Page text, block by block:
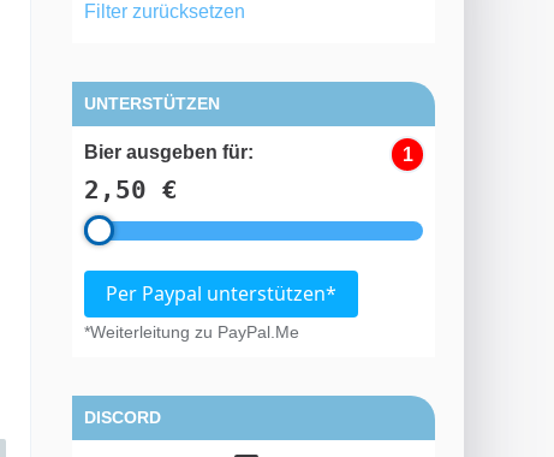
Filter zurücksetzen
UNTERSTÜTZEN
Bier ausgeben für:
2,50 €
1
Per Paypal unterstützen*
*Weiterleitung zu PayPal.Me
DISCORD